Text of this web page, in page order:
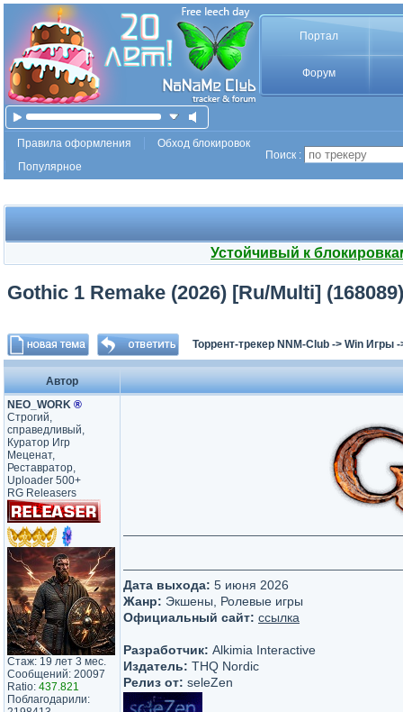
Портал
Форум
Правила оформления
Обход блокировок
Популярное
Поиск :
Устойчивый к
Gothic 1 Remake (2026) [Ru/Multi]
Торрент-трекер NNM-Club -> Win Игры
Автор
NEO_WORK ®
Строгий,
справедливый,
Куратор Игр
Меценат,
Реставратор,
Uploader 500+
RG Releasers
Стаж: 19 лет 3 мес.
Сообщений: 20097
Ratio: 437.821
Поблагодарили:
Дата выхода: 5 июня 2026
Жанр: Экшены, Ролевые игры
Официальный сайт: ссылка
Разработчик: Alkimia Interactive
Издатель: THQ Nordic
Релиз от: seleZen